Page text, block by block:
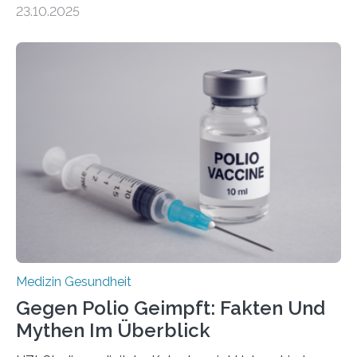
Betroffenen können mit heutigen Methoden geheilt
Dringend benötigt werden zielgerichtete Therapien, die
nur Tumorschwachstellen angreifen und normales
Gewebe verschonen. Forschende um Daniel Merk vom
Hertie-Institut für klinische Hirnforschung am
Universitätsklinikum Tübingen haben eine solche
Schwachstelle im Erbgut einer Untergruppe des
Medulloblastoms gefunden. Die Wilhelm Sander-
Stiftung unterstützte das Projekt…
23.10.2025
Medizin Gesundheit
Gegen Polio Geimpft: Fakten Und
Mythen Im Überblick